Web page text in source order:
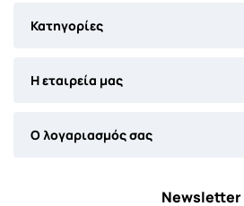
Κατηγορίες
Η εταιρεία μας
Ο λογαριασμός σας
Newsletter